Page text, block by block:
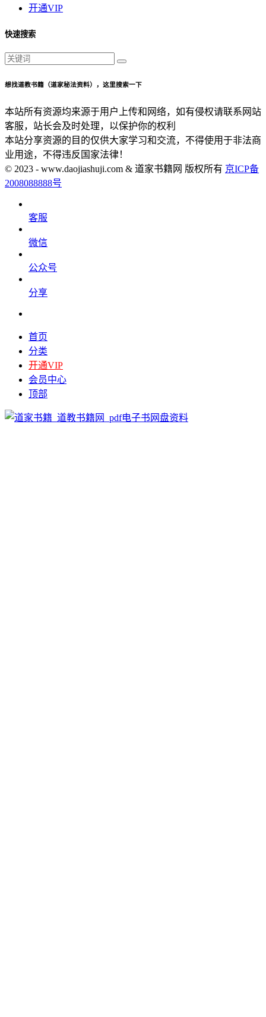
开通VIP
快速搜索
想找道教书籍（道家秘法资料），这里搜索一下
本站所有资源均来源于用户上传和网络，如有侵权请联系网站
客服，站长会及时处理，以保护你的权利
本站分享资源的目的仅供大家学习和交流，不得使用于非法商
业用途，不得违反国家法律！
© 2023 - www.daojiashuji.com & 道家书籍网 版权所有 京ICP备
2008088888号
客服
微信
公众号
分享
首页
分类
开通VIP
会员中心
顶部